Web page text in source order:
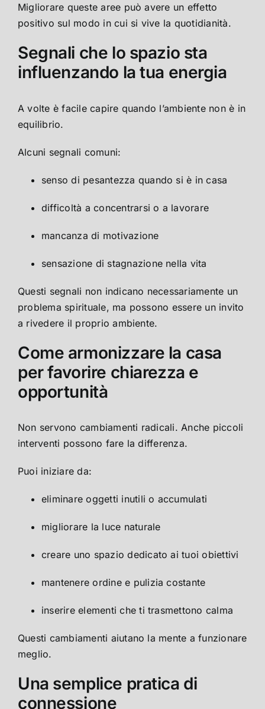
Migliorare queste aree può avere un effetto
positivo sul modo in cui si vive la quotidianità.
Segnali che lo spazio sta
influenzando la tua energia
A volte è facile capire quando l’ambiente non è in
equilibrio.
Alcuni segnali comuni:
senso di pesantezza quando si è in casa
difficoltà a concentrarsi o a lavorare
mancanza di motivazione
sensazione di stagnazione nella vita
Questi segnali non indicano necessariamente un
problema spirituale, ma possono essere un invito
a rivedere il proprio ambiente.
Come armonizzare la casa
per favorire chiarezza e
opportunità
Non servono cambiamenti radicali. Anche piccoli
interventi possono fare la differenza.
Puoi iniziare da:
eliminare oggetti inutili o accumulati
migliorare la luce naturale
creare uno spazio dedicato ai tuoi obiettivi
mantenere ordine e pulizia costante
inserire elementi che ti trasmettono calma
Questi cambiamenti aiutano la mente a funzionare
meglio.
Una semplice pratica di
connessione